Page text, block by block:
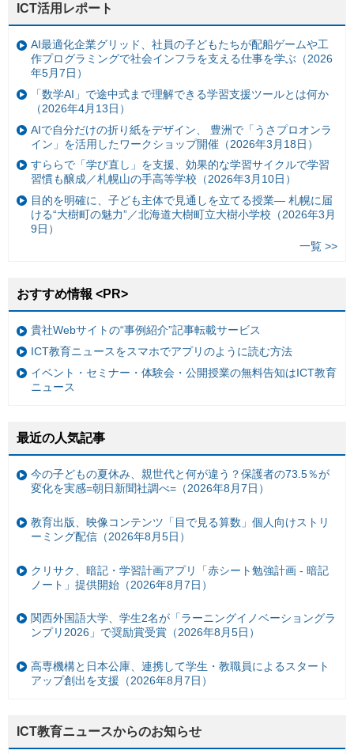
ICT活用レポート
AI最適化企業グリッド、社員の子どもたちが配船ゲームや工
作プログラミングで社会インフラを支える仕事を学ぶ（2026
年5月7日）
「数学AI」で途中式まで理解できる学習支援ツールとは何か
（2026年4月13日）
AIで自分だけの折り紙をデザイン、 豊洲で「うさプロオンラ
イン」を活用したワークショップ開催（2026年3月18日）
すららで「学び直し」を支援、効果的な学習サイクルで学習
習慣も醸成／札幌山の手高等学校（2026年3月10日）
目的を明確に、子ども主体で見通しを立てる授業— 札幌に届
ける“大樹町の魅力”／北海道大樹町立大樹小学校（2026年3月
9日）
一覧 >>
おすすめ情報 <PR>
貴社Webサイトの“事例紹介”記事転載サービス
ICT教育ニュースをスマホでアプリのように読む方法
イベント・セミナー・体験会・公開授業の無料告知はICT教育
ニュース
最近の人気記事
今の子どもの夏休み、親世代と何が違う？保護者の73.5％が
変化を実感=朝日新聞社調べ=（2026年8月7日）
教育出版、映像コンテンツ「目で見る算数」個人向けストリ
ーミング配信（2026年8月5日）
クリサク、暗記・学習計画アプリ「赤シート勉強計画 - 暗記
ノート」提供開始（2026年8月7日）
関西外国語大学、学生2名が「ラーニングイノベーショングラ
ンプリ2026」で奨励賞受賞（2026年8月5日）
高専機構と日本公庫、連携して学生・教職員によるスタート
アップ創出を支援（2026年8月7日）
ICT教育ニュースからのお知らせ